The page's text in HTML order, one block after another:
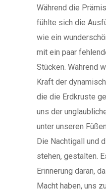
Während die
fühlte sich die
wie ein
mit ein paar
Stücken. Während
Kraft der
die die Erdkruste
uns der
unter unseren
Die Nachtigall und
stehen, gestalten.
Erinnerung daran,
Macht haben, uns